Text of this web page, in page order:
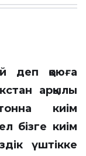
деп қоюға
арқылы
киім
бізге киім
үштікке